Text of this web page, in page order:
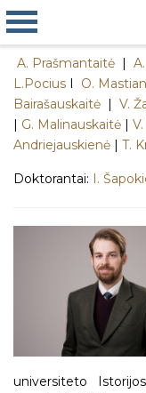
A. Prašmantaitė |
L.Pocius I O.
Bairašauskaitė | V.
| G. Malinauskaitė |
Andriejauskienė | T.
Doktorantai: I.
universiteto